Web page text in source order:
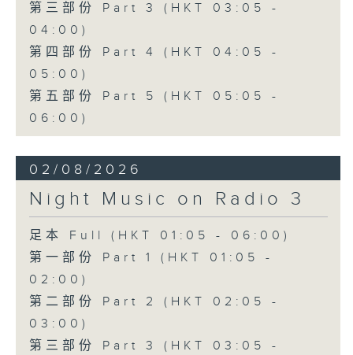
第三部份 Part 3 (HKT 03:05 -
04:00)
第四部份 Part 4 (HKT 04:05 -
05:00)
第五部份 Part 5 (HKT 05:05 -
06:00)
02/08/2026
Night Music on Radio 3
足本 Full (HKT 01:05 - 06:00)
第一部份 Part 1 (HKT 01:05 -
02:00)
第二部份 Part 2 (HKT 02:05 -
03:00)
第三部份 Part 3 (HKT 03:05 -